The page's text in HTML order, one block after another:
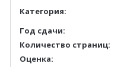
Категория:
Год сдачи:
Количество страниц:
Оценка: